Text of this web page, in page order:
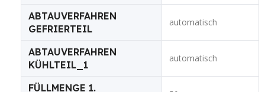
ABTAUVERFAHREN
GEFRIERTEIL
automatisch
ABTAUVERFAHREN
KÜHLTEIL_1
automatisch
FÜLLMENGE 1.